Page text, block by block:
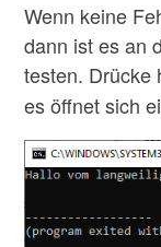
Wenn keine
dann ist es an
testen. Drücke
es öffnet sich